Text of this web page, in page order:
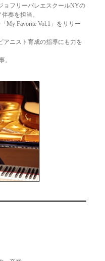
ョフリーバレエスクールNYの
奏を担当。
My Favorite Vol.1」をリリー
アニスト育成の指導にも力を
。